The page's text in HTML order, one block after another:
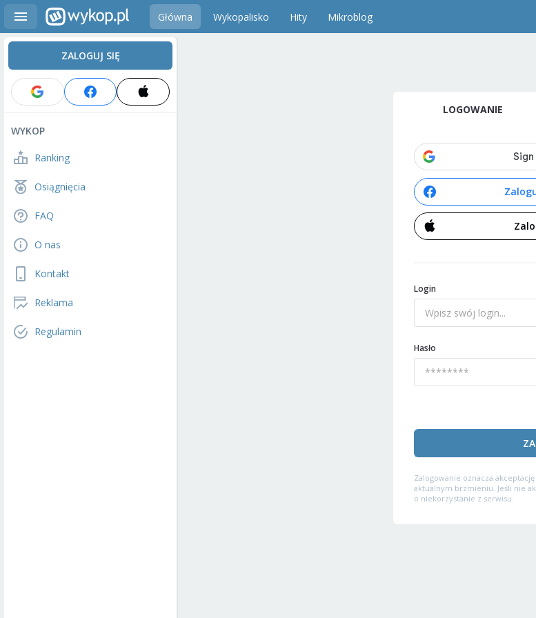
Główna Wykopalisko Hity Mikroblog
ZALOGUJ SIĘ
WYKOP
Ranking
Osiągnięcia
FAQ
O nas
Kontakt
Reklama
Regulamin
LOGOWANIE
Login
Hasło
Zalogowanie oznacza akceptację
aktualnym brzmieniu. Jeśli nie
o niekorzystanie z serwisu.